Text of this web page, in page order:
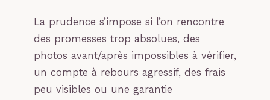
La prudence s’impose si l’on rencontre
des promesses trop absolues, des
photos avant/après impossibles à vérifier,
un compte à rebours agressif, des frais
peu visibles ou une garantie